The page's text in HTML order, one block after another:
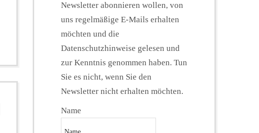
Newsletter abonnieren wollen, von
uns regelmäßige E-Mails erhalten
möchten und die
Datenschutzhinweise gelesen und
zur Kenntnis genommen haben. Tun
Sie es nicht, wenn Sie den
Newsletter nicht erhalten möchten.
Name